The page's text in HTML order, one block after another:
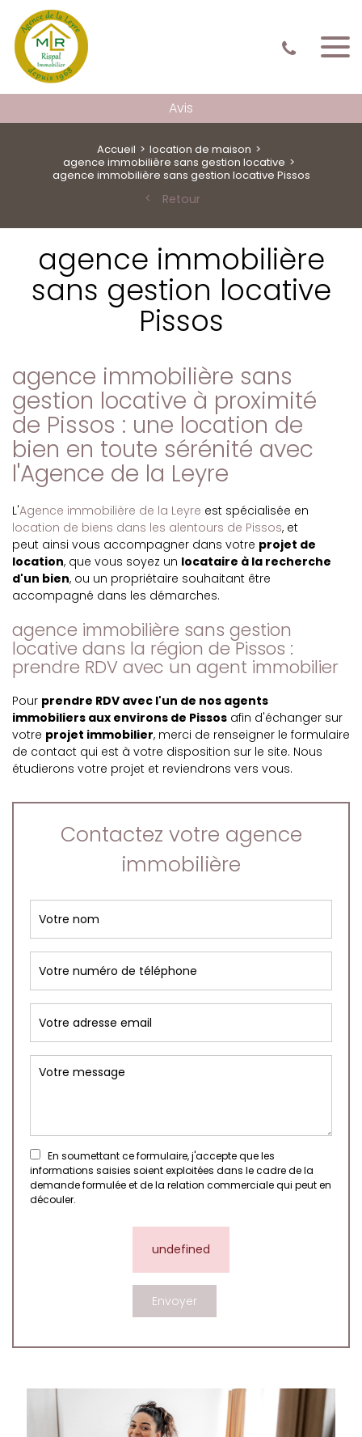
Avis
Accueil
location de maison
agence immobilière sans gestion locative
agence immobilière sans gestion locative Pissos
Retour
agence immobilière
sans gestion locative
Pissos
agence immobilière sans
gestion locative à proximité
de Pissos : une location de
bien en toute sérénité avec
l'Agence de la Leyre
L'Agence immobilière de la Leyre est spécialisée en
location de biens dans les alentours de Pissos, et
peut ainsi vous accompagner dans votre projet de
location, que vous soyez un locataire à la recherche
d'un bien, ou un propriétaire souhaitant être
accompagné dans les démarches.
agence immobilière sans gestion
locative dans la région de Pissos :
prendre RDV avec un agent immobilier
Pour prendre RDV avec l'un de nos agents
immobiliers aux environs de Pissos afin d'échanger sur
votre projet immobilier, merci de renseigner le formulaire
de contact qui est à votre disposition sur le site. Nous
étudierons votre projet et reviendrons vers vous.
Contactez votre agence
immobilière
En soumettant ce formulaire, j'accepte que les
informations saisies soient exploitées dans le cadre de la
demande formulée et de la relation commerciale qui peut en
découler.
undefined